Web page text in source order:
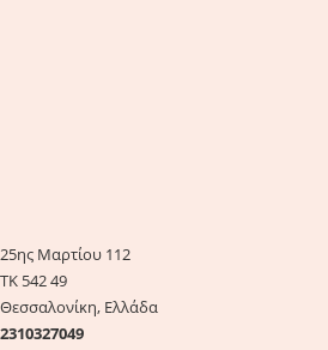
25ης Μαρτίου 112
ΤΚ 542 49
Θεσσαλονίκη, Ελλάδα
2310327049